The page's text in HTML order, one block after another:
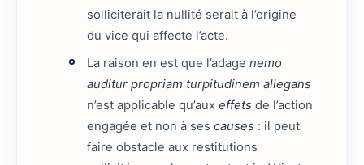
solliciterait la nullité serait à l’origine
du vice qui affecte l’acte.
La raison en est que l’adagenemo
auditur propriam turpitudinem allegans
n’est applicable qu’auxeffets de l’action
engagée et non à sescauses : il peut
faire obstacle aux restitutions